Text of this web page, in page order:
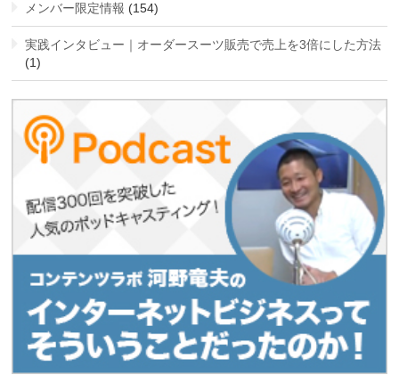
メンバー限定情報 (154)
実践インタビュー｜オーダースーツ販売で売上を3倍にした方法
(1)